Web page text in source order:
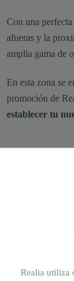
Con una
afueras y la
amplia gama de
En esta zona se
promoción de
establecer tu
Realia utiliza